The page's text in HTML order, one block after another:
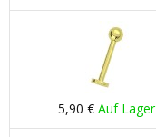
5,90 € Auf Lager